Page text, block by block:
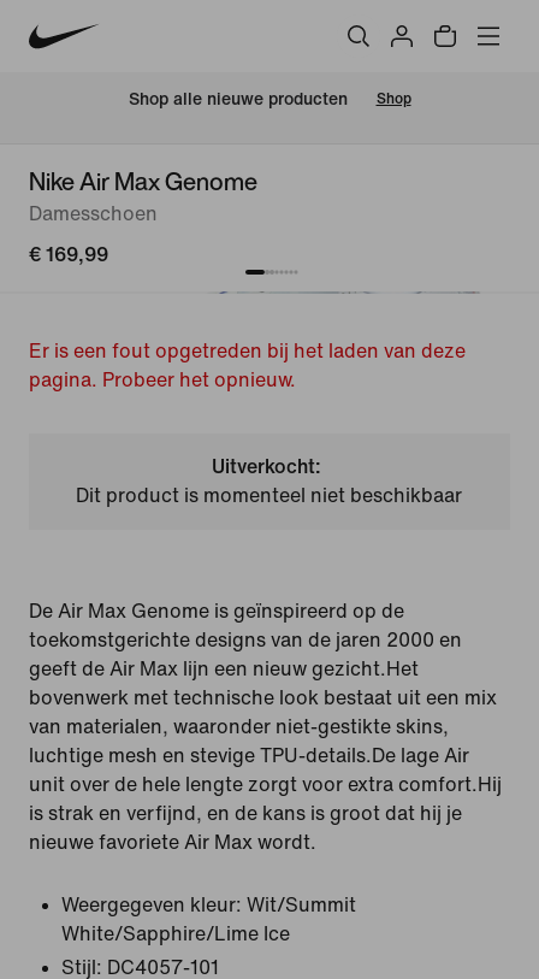
Shop alle nieuwe producten Shop
Nike Air Max Genome
Damesschoen
€ 169,99
Er is een fout opgetreden bij het laden van deze
pagina. Probeer het opnieuw.
Uitverkocht:
Dit product is momenteel niet beschikbaar
De Air Max Genome is geïnspireerd op de
toekomstgerichte designs van de jaren 2000 en
geeft de Air Max lijn een nieuw gezicht.Het
bovenwerk met technische look bestaat uit een mix
van materialen, waaronder niet-gestikte skins,
luchtige mesh en stevige TPU-details.De lage Air
unit over de hele lengte zorgt voor extra comfort.Hij
is strak en verfijnd, en de kans is groot dat hij je
nieuwe favoriete Air Max wordt.
Weergegeven kleur: Wit/Summit
White/Sapphire/Lime Ice
Stijl: DC4057-101